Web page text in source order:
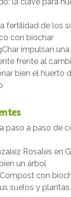
fertilidad de los
con biochar
impulsan
frente al
bien el huerto
paso a paso de
Rosales en
un árbol
Compost con
suelos y